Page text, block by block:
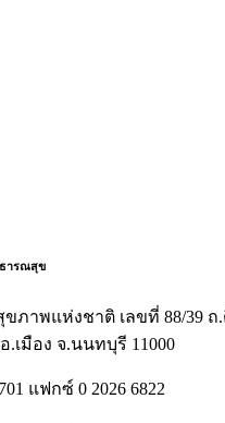
ารณสุข
ภาพแห่งชาติ เลขที่ 88/39 ถ
เมือง จ.นนทบุรี 11000
แฟกซ์ 0 2026 6822